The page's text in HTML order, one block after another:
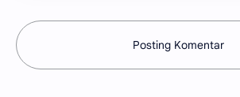
Posting Komentar